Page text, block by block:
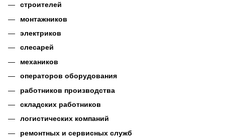
строителей
монтажников
электриков
слесарей
механиков
операторов оборудования
работников производства
складских работников
логистических компаний
ремонтных и сервисных служб